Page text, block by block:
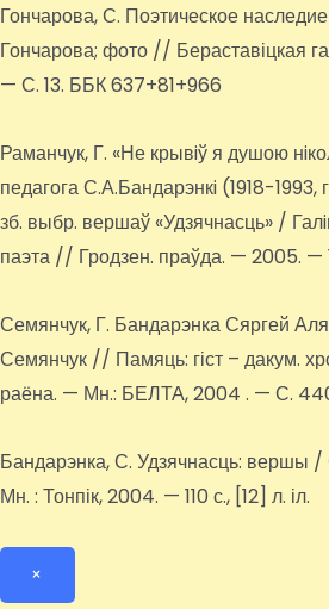
Гончарова, С. Поэтическое
Гончарова; фото // Бераставіцкая
— С. 13. ББК 637+81+966
Раманчук, Г. «Не крывiў я душою
педагога С.А.Бандарэнкi (1918-1993,
зб. выбр. вершаў «Удзячнасць» /
паэта // Гродзен. праўда. — 2005. —
Семянчук, Г. Бандарэнка Сяргей
Семянчук // Памяць: гіст – дакум.
раёна. — Мн.: БЕЛТА, 2004 . — С.
Бандарэнка, С. Удзячнасць: вершы
Мн. : Тонпік, 2004. — 110 с., [12] л. іл.
×